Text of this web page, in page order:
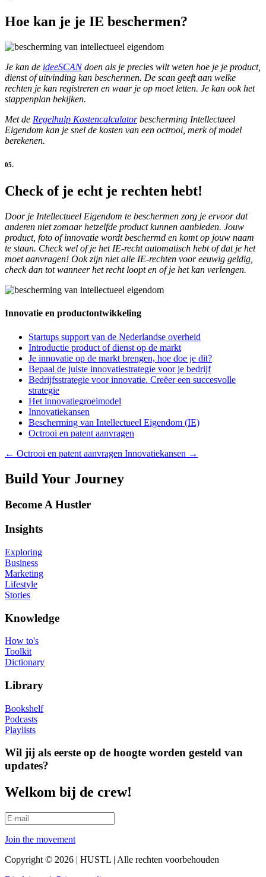
Hoe kan je je IE beschermen?
Je kan de ideeSCANdoen als je precies wilt weten hoe je je product,
dienst of uitvinding kan beschermen. De scan geeft aan welke
rechten je kan registreren en waar je op moet letten. Je kan ook het
stappenplan bekijken.
Met de Regelhulp Kostencalculatorbescherming Intellectueel
Eigendom kan je snel de kosten van een octrooi, merk of model
berekenen.
05.
Check of je echt je rechten hebt!
Door je Intellectueel Eigendom te beschermen zorg je ervoor dat
anderen niet zomaar hetzelfde product kunnen aanbieden. Jouw
product, foto of innovatie wordt beschermd en komt op jouw naam
te staan. Check wel of je het IE-recht automatisch hebt of dat je het
moet aanvragen! Ook zijn niet alle IE-rechten voor eeuwig geldig,
check dan tot wanneer het recht loopt en of je het kan verlengen.
Innovatie en productontwikkeling
Startups support van de Nederlandse overheid
Introductie product of dienst op de markt
Je innovatie op de markt brengen, hoe doe je dit?
Bepaal de juiste innovatiestrategie voor je bedrijf
Bedrijfsstrategie voor innovatie. Creëer een succesvolle
strategie
Het innovatiegroeimodel
Innovatiekansen
Bescherming van Intellectueel Eigendom (IE)
Octrooi en patent aanvragen
← Octrooi en patent aanvragen Innovatiekansen →
Build Your Journey
Become A Hustler
Insights
Exploring
Business
Marketing
Lifestyle
Stories
Knowledge
How to's
Toolkit
Dictionary
Library
Bookshelf
Podcasts
Playlists
Wil jij als eerste op de hoogte worden gesteld van
updates?
Welkom bij de crew!
Join the movement
Copyright © 2026 | HUSTL | Alle rechten voorbehouden